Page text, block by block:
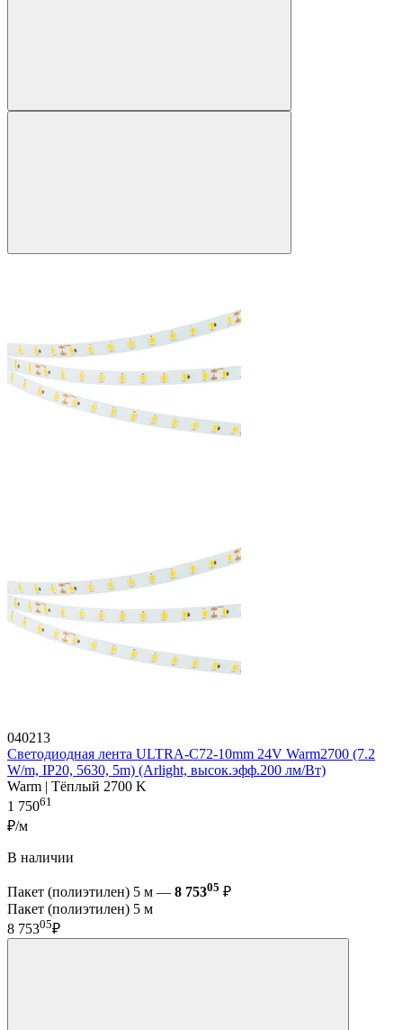
040213
Светодиодная лента ULTRA-C72-10mm 24V Warm2700 (7.2
W/m, IP20, 5630, 5m) (Arlight, высок.эфф.200 лм/Вт)
Warm | Тёплый 2700 K
1 75061
₽/м
В наличии
Пакет (полиэтилен) 5 м — 8 75305 ₽
Пакет (полиэтилен) 5 м
8 75305₽